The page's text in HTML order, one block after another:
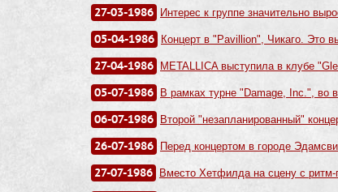
27-03-1986 Интерес к группе значительно
05-04-1986 Концерт в "Pavillion", Чикаго. Это
27-04-1986 METALLICA выступила в клубе
05-07-1986 В рамках турне "Damage, Inc.", во
06-07-1986 Второй "незапланированный"
26-07-1986 Перед концертом в городе
27-07-1986 Вместо Хетфилда на сцену с ритм-